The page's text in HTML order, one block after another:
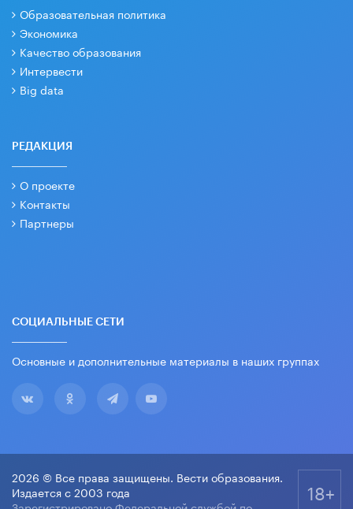
Образовательная политика
Экономика
Качество образования
Интервести
Big data
РЕДАКЦИЯ
О проекте
Контакты
Партнеры
СОЦИАЛЬНЫЕ СЕТИ
Основные и дополнительные материалы в наших группах
2026 © Все права защищены. Вести образования.
Издается с 2003 года
18+